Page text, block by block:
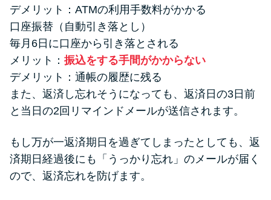
デメリット：ATMの利用手数料がかかる
口座振替（自動引き落とし）
毎月6日に口座から引き落とされる
メリット： 振込をする手間がかからない
デメリット：通帳の履歴に残る
また、返済し忘れそうになっても、返済日の3日前
と当日の2回リマインドメールが送信されます。
もし万が一返済期日を過ぎてしまったとしても、返
済期日経過後にも「うっかり忘れ」のメールが届く
ので、返済忘れを防げます。